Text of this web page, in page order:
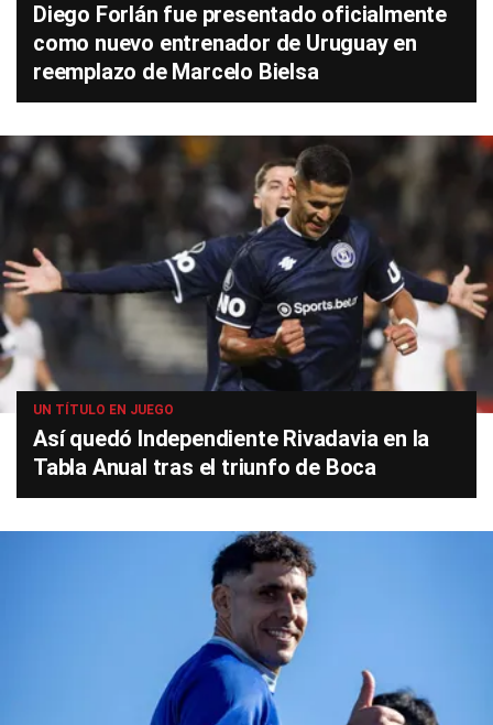
Diego Forlán fue presentado oficialmente
como nuevo entrenador de Uruguay en
reemplazo de Marcelo Bielsa
UN TÍTULO EN JUEGO
Así quedó Independiente Rivadavia en la
Tabla Anual tras el triunfo de Boca